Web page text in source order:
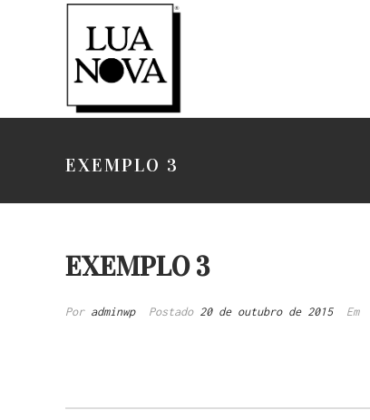
EXEMPLO 3
EXEMPLO 3
Por adminwp Postado 20 de outubro de 2015 Em